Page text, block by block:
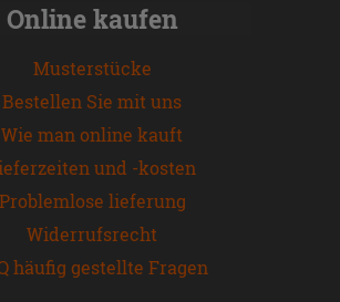
Online kaufen
Musterstücke
Bestellen Sie mit uns
Wie man online kauft
und -kosten
Problemlose lieferung
Widerrufsrecht
häufig gestellte Fragen